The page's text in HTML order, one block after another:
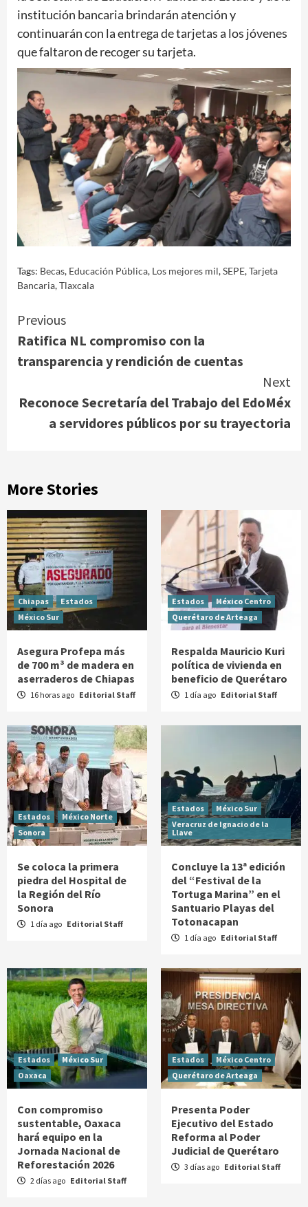
institución bancaria brindarán atención y
continuarán con la entrega de tarjetas a los jóvenes
que faltaron de recoger su tarjeta.
Tags: Becas, Educación Pública, Los mejores mil,SEPE,Tarjeta
Bancaria,Tlaxcala
Continue
Reading
Previous
Ratifica NL compromiso con la
transparencia y rendición de cuentas
Next
Reconoce Secretaría del Trabajo del EdoMéx
a servidores públicos por su trayectoria
More Stories
Chiapas
Estados
México Sur
Asegura Profepa más
de 700 m³ de madera en
aserraderos de Chiapas
16 horas ago Editorial Staff
Estados
México Centro
Querétaro de Arteaga
Respalda Mauricio Kuri
política de vivienda en
beneficio de Querétaro
1 día ago Editorial Staff
Estados
México Norte
Sonora
Se coloca la primera
piedra del Hospital de
la Región del Río
Sonora
1 día ago Editorial Staff
Estados
México Sur
Veracruz de Ignacio de la
Llave
Concluye la 13ª edición
del “Festival de la
Tortuga Marina” en el
Santuario Playas del
Totonacapan
1 día ago Editorial Staff
Estados
México Sur
Oaxaca
Con compromiso
sustentable, Oaxaca
hará equipo en la
Jornada Nacional de
Reforestación 2026
2 días ago Editorial Staff
Estados
México Centro
Querétaro de Arteaga
Presenta Poder
Ejecutivo del Estado
Reforma al Poder
Judicial de Querétaro
3 días ago Editorial Staff